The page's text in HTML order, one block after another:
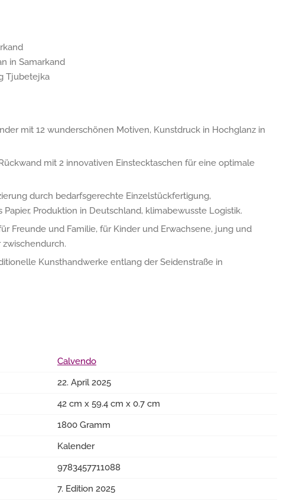
in Samarkand
Tjubetejka
mit 12 wunderschönen Motiven, Kunstdruck in Hochglanz in
mit 2 innovativen Einstecktaschen für eine optimale
durch bedarfsgerechte Einzelstückfertigung,
Produktion in Deutschland, klimabewusste Logistik.
Freunde und Familie, für Kinder und Erwachsene, jung und
Kunsthandwerke entlang der Seidenstraße in
Calvendo
22. April 2025
42 cm x 59.4 cm x 0.7 cm
1800 Gramm
Kalender
9783457711088
7. Edition 2025